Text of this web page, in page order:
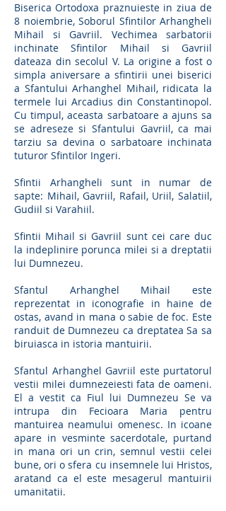
Biserica Ortodoxa praznuieste in ziua de
8 noiembrie, Soborul Sfintilor Arhangheli
Mihail si Gavriil. Vechimea sarbatorii
inchinate Sfintilor Mihail si Gavriil
dateaza din secolul V. La origine a fost o
simpla aniversare a sfintirii unei biserici
a Sfantului Arhanghel Mihail, ridicata la
termele lui Arcadius din Constantinopol.
Cu timpul, aceasta sarbatoare a ajuns sa
se adreseze si Sfantului Gavriil, ca mai
tarziu sa devina o sarbatoare inchinata
tuturor Sfintilor Ingeri.
Sfintii Arhangheli sunt in numar de
sapte: Mihail, Gavriil, Rafail, Uriil, Salatiil,
Gudiil si Varahiil.
Sfintii Mihail si Gavriil sunt cei care duc
la indeplinire porunca milei si a dreptatii
lui Dumnezeu.
Sfantul Arhanghel Mihail este
reprezentat in iconografie in haine de
ostas, avand in mana o sabie de foc. Este
randuit de Dumnezeu ca dreptatea Sa sa
biruiasca in istoria mantuirii.
Sfantul Arhanghel Gavriil este purtatorul
vestii milei dumnezeiesti fata de oameni.
El a vestit ca Fiul lui Dumnezeu Se va
intrupa din Fecioara Maria pentru
mantuirea neamului omenesc. In icoane
apare in vesminte sacerdotale, purtand
in mana ori un crin, semnul vestii celei
bune, ori o sfera cu insemnele lui Hristos,
aratand ca el este mesagerul mantuirii
umanitatii.